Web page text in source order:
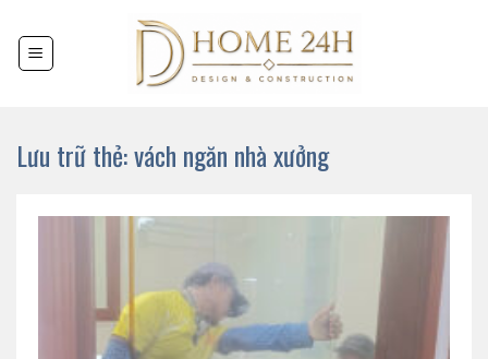
đến
nội
Lưu trữ thẻ:vách ngăn nhà xưởng